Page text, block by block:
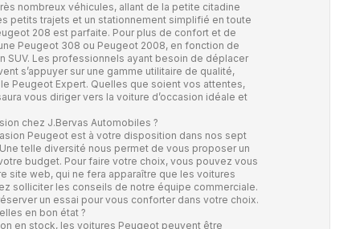
nombreux véhicules, allant de la petite citadine
petits trajets et un stationnement simplifié en toute
208 est parfaite. Pour plus de confort et de
Peugeot 308 ou Peugeot 2008, en fonction de
SUV. Les professionnels ayant besoin de déplacer
s’appuyer sur une gamme utilitaire de qualité,
Peugeot Expert. Quelles que soient vos attentes,
vous diriger vers la voiture d’occasion idéale et
chez J.Bervas Automobiles ?
Peugeot est à votre disposition dans nos sept
telle diversité nous permet de vous proposer un
budget. Pour faire votre choix, vous pouvez vous
site web, qui ne fera apparaître que les voitures
solliciter les conseils de notre équipe commerciale.
un essai pour vous conforter dans votre choix.
en bon état ?
en stock, les voitures Peugeot peuvent être